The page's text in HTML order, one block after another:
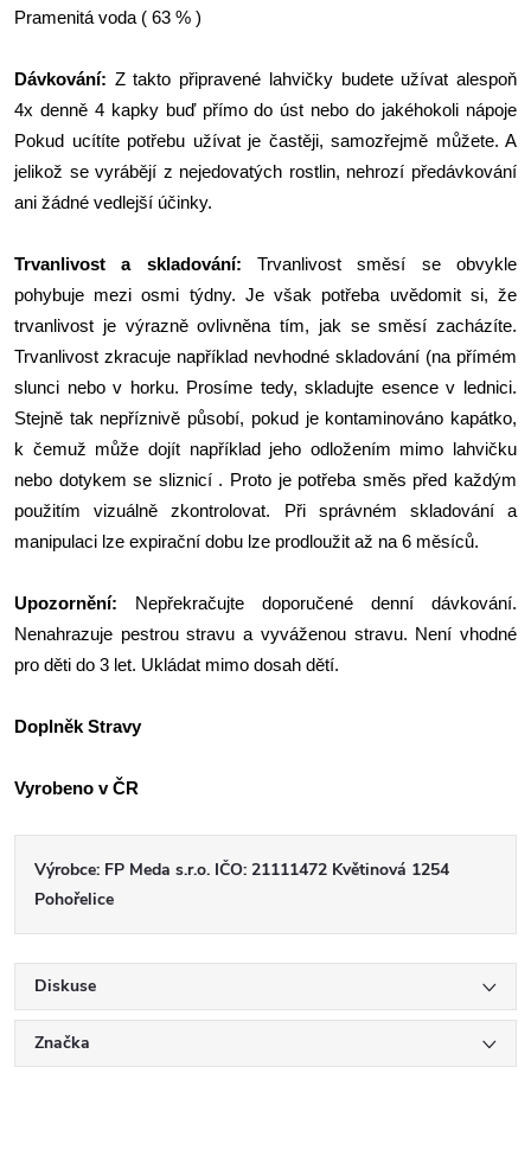
Pramenitá voda ( 63 % )
Dávkování: Z takto připravené lahvičky budete užívat alespoň
4x denně 4 kapky buď přímo do úst nebo do jakéhokoli nápoje
Pokud ucítíte potřebu užívat je častěji, samozřejmě můžete. A
jelikož se vyrábějí z nejedovatých rostlin, nehrozí předávkování
ani žádné vedlejší účinky.
Trvanlivost a skladování: Trvanlivost směsí se obvykle
pohybuje mezi osmi týdny. Je však potřeba uvědomit si, že
trvanlivost je výrazně ovlivněna tím, jak se směsí zacházíte.
Trvanlivost zkracuje například nevhodné skladování (na přímém
slunci nebo v horku. Prosíme tedy, skladujte esence v lednici.
Stejně tak nepříznivě působí, pokud je kontaminováno kapátko,
k čemuž může dojít například jeho odložením mimo lahvičku
nebo dotykem se sliznicí . Proto je potřeba směs před každým
použitím vizuálně zkontrolovat. Při správném skladování a
manipulaci lze expirační dobu lze prodloužit až na 6 měsíců.
Upozornění: Nepřekračujte doporučené denní dávkování.
Nenahrazuje pestrou stravu a vyváženou stravu. Není vhodné
pro děti do 3 let. Ukládat mimo dosah dětí.
Doplněk Stravy
Vyrobeno v ČR
Výrobce: FP Meda s.r.o. IČO: 21111472 Květinová 1254
Pohořelice
Diskuse
Značka